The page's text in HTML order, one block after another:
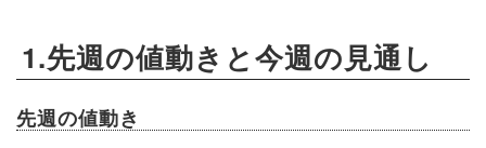
1.先週の値動きと今週の見通し
先週の値動き